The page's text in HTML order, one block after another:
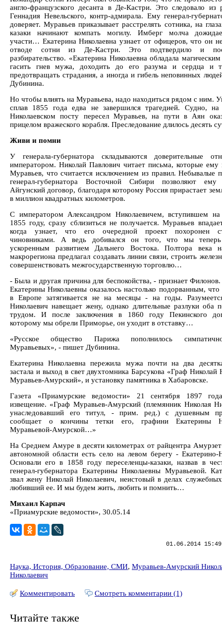
англо-французского десанта в Де-Кастри. Это следовало из
Геннадия Невельского, контр-адмирала. Ему генерал-
доверяет. Муравьев приказывает расстрелять сотника, на
казаки начинают компать могилу. Имберг молча
участи… Екатерина Николаевна узнает от офицеров, что он
отводе сотни из Де-Кастри. Это подтвердило и
разбирательство. «Екатерина Николаевна обладала
гасить гнев мужа, доходить до его разума и сердца и
предотвращать страдания, а иногда и гибель неповинных
Дубинина.
Но чтобы влиять на Муравьева, надо находиться рядом с ним.
сплав 1855 года едва не завершился трагедией. Судно, на
Николаевском посту пересел Муравьев, на пути в Аян
прицелом вражеского корабля. Преследование длилось десять
Живи и помни
У генерала-губернатора складываются доверительные
императором. Николай Павлович читает письма, которые ему
Муравьев, что считается исключением из правил. Небывалые
генерал-губернатора Восточной Сибири позволяют ему
Айгунский договор, благодаря которому Россия прирастает
в миллион квадратных километров.
С императором Александром Николаевичем, вступившем на
1855 году, сразу сблизиться не получается. Муравьев
когда узнает, что его очередной проект похоронен
чиновниками. А ведь добивался он того, что мы теперь
ускоренным развитием Дальнего Востока. Полтора века
макрорегиона предлагал создавать линии связи, строить
совершенствовать межгосударственную торговлю…
- Была и другая причина для беспокойства, - признает
Екатерины Николаевны оказалось настолько подорванным, что
в Европе затягивается не на месяцы - на годы.
Николаевич навещает жену, однако длительные разлуки оба
трудом. И после заключения в 1860 году Пекинского
которому мы обрели Приморье, он уходит в отставку…
«Русское общество Парижа пополнилось
Муравьевых», - пишет Дубинина.
Екатерина Николаевна пережила мужа почти на два
застала и выход в свет двухтомника Барсукова «Граф Николай
Муравьев-Амурский», и установку памятника в Хабаровске.
Газета «Приамурские ведомости» 21 сентября 1897
извещение. «Граф Муравьев-Амурский (племянник Николая
унаследовавший его титул, - прим. ред.) с душевным
сообщает о кончины тетки его, графини Екатерины
Муравьевой-Амурской…»
На Среднем Амуре в десяти километрах от райцентра
автономной области есть село на левом берегу - Екатерино-
Основали его в 1858 году переселенцы-казаки, назвав в
генерал-губернатора Екатерины Николаевны Муравьевой.
звал жену Николай Николаевич, неистовый в делах
любивший ее. И мы будем жить, любить и помнить…
Михаил Карпач
«Приамурские ведомости», 30.05.14
01.06.2014
Наука, История, Образование, СМИ, Муравьев-Амурский
Николаевич
Комментировать Смотреть комментарии (1)
Читайте также